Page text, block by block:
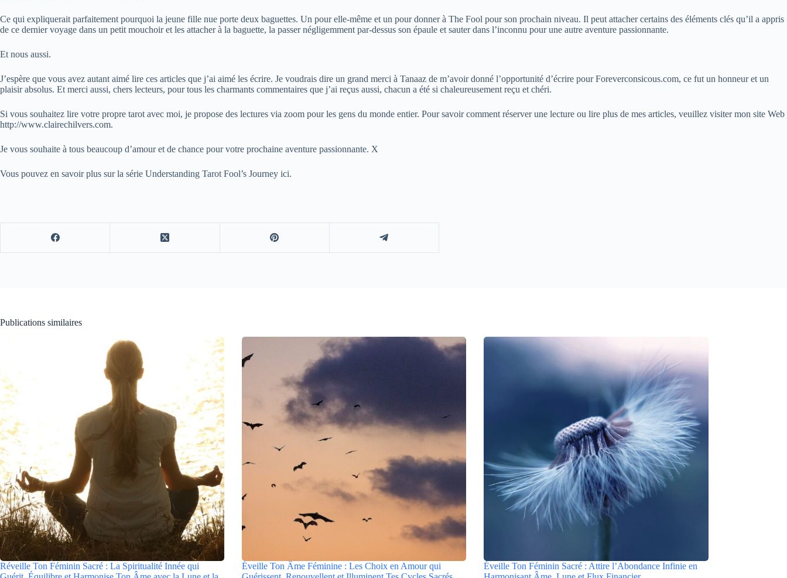
Ce qui expliquerait parfaitement pourquoi la jeune fille nue porte deux baguettes. Un pour elle-même et un pour donner à The Fool pour son prochain niveau. Il peut attacher certains des éléments clés qu’il a appris
de ce dernier voyage dans un petit mouchoir et les attacher à la baguette, la passer négligemment par-dessus son épaule et sauter dans l’inconnu pour une autre aventure passionnante.
Et nous aussi.
J’espère que vous avez autant aimé lire ces articles que j’ai aimé les écrire. Je voudrais dire un grand merci à Tanaaz de m’avoir donné l’opportunité d’écrire pour Foreverconsicous.com, ce fut un honneur et un
plaisir absolus. Et merci aussi, chers lecteurs, pour tous les charmants commentaires que j’ai reçus aussi, chacun a été si chaleureusement reçu et chéri.
Si vous souhaitez lire votre propre tarot avec moi, je propose des lectures via zoom pour les gens du monde entier. Pour savoir comment réserver une lecture ou lire plus de mes articles, veuillez visiter mon site Web
http://www.clairechilvers.com.
Je vous souhaite à tous beaucoup d’amour et de chance pour votre prochaine aventure passionnante. X
Vous pouvez en savoir plus sur la série Understanding Tarot Fool’s Journey ici.
Publications similaires
Réveille Ton Féminin Sacré : La Spiritualité Innée qui
Éveille Ton Âme Féminine : Les Choix en Amour qui
Éveille Ton Féminin Sacré : Attire l’Abondance Infinie en